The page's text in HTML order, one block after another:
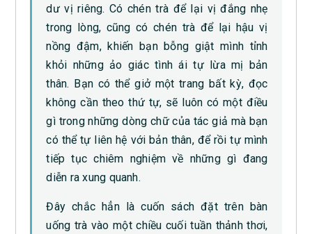
dư vị riêng. Có chén trà để lại vị đắng nhẹ
trong lòng, cũng có chén trà để lại hậu vị
nồng đậm, khiến bạn bỗng giật mình tỉnh
khỏi những ảo giác tình ái tự lừa mị bản
thân. Bạn có thể giở một trang bất kỳ, đọc
không cần theo thứ tự, sẽ luôn có một điều
gì trong những dòng chữ của tác giả mà bạn
có thể tự liên hệ với bản thân, để rồi tự mình
tiếp tục chiêm nghiệm về những gì đang
diễn ra xung quanh.
Đây chắc hẳn là cuốn sách đặt trên bàn
uống trà vào một chiều cuối tuần thảnh thơi,